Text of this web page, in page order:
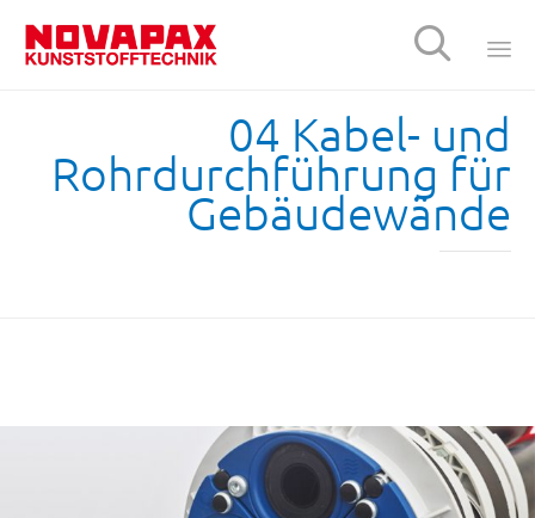

04 Kabel- und
Rohrdurchführung für
Gebäudewände